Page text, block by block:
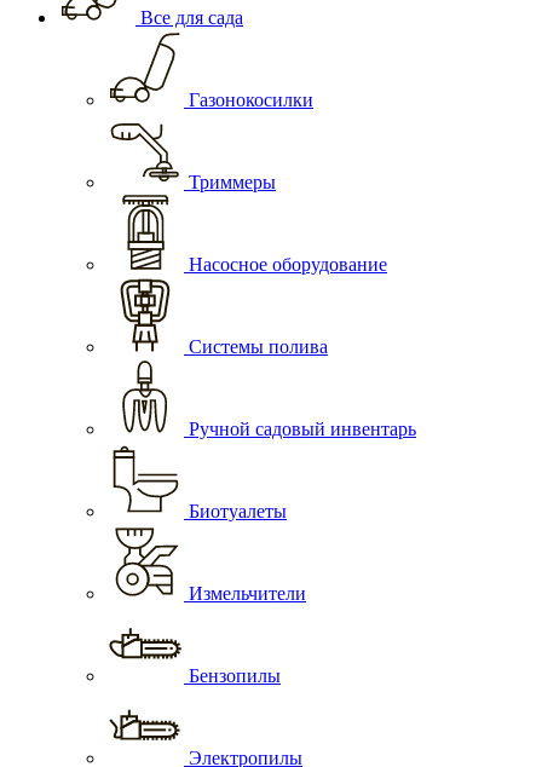
Все для сада
Газонокосилки
Триммеры
Насосное оборудование
Системы полива
Ручной садовый инвентарь
Биотуалеты
Измельчители
Бензопилы
Электропилы